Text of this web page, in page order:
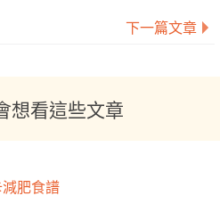
下一篇文章
想看這些文章
肥食譜